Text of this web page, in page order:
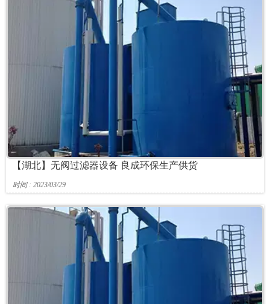
【湖北】无阀过滤器设备 良成环保生产供货
时间 : 2023/03/29